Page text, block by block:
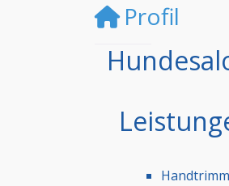
Profil